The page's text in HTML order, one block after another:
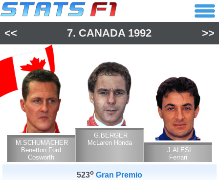
<< 7. CANADA 1992 >>
M.SCHUMACHER
Benetton Ford
Cosworth
G.BERGER
McLaren Honda
J.ALESI
Ferrari
523o Gran Premio